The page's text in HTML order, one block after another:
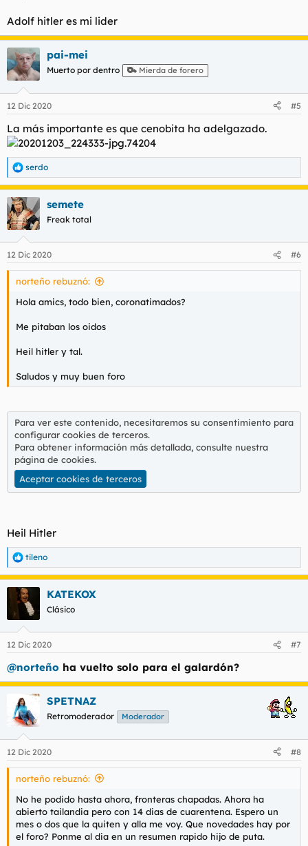
Adolf hitler es mi lider
pai-mei
Muerto por dentro Mierda de forero
12 Dic 2020 #5
La más importante es que cenobita ha adelgazado.
R
e
a
c
c
i
e
s
serdo
semete
Freak total
12 Dic 2020 #6
norteño rebuznó:
Hola amics, todo bien, coronatimados?
Me pitaban los oidos
Heil hitler y tal.
Saludos y muy buen foro
Para ver este contenido, necesitaremos su consentimiento para
configurar cookies de terceros.
Para obtener información más detallada, consulte nuestra
página de cookies.
Aceptar cookies de terceros
Heil Hitler
R
e
a
e
:
tileno
KATEKOX
Clásico
12 Dic 2020 #7
@norteño ha vuelto solo para el galardón?
SPETNAZ
Retromoderador Moderador
12 Dic 2020 #8
norteño rebuznó:
No he podido hasta ahora, fronteras chapadas. Ahora ha
abierto tailandia pero con 14 dias de cuarentena. Espero un
mes o dos que la quiten y alla me voy. Que novedades hay por
el foro? Ponme al dia en un resumen rapido hijo de puta.